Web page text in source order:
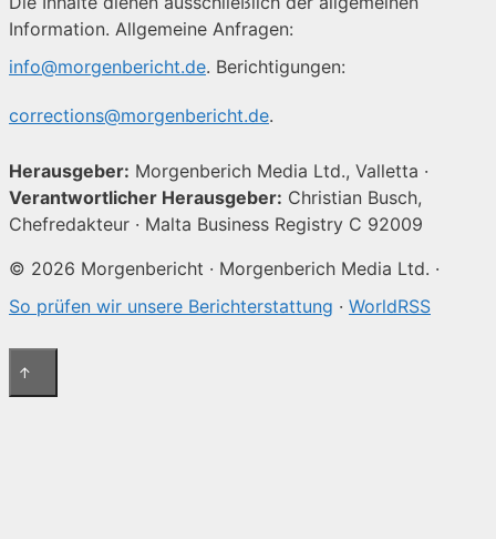
Information. Allgemeine Anfragen:
info@morgenbericht.de. Berichtigungen:
corrections@morgenbericht.de.
Herausgeber: Morgenberich Media Ltd., Valletta ·
Verantwortlicher Herausgeber: Christian Busch,
Chefredakteur · Malta Business Registry C 92009
© 2026 Morgenbericht · Morgenberich Media Ltd. ·
So prüfen wir unsere Berichterstattung · WorldRSS
↑